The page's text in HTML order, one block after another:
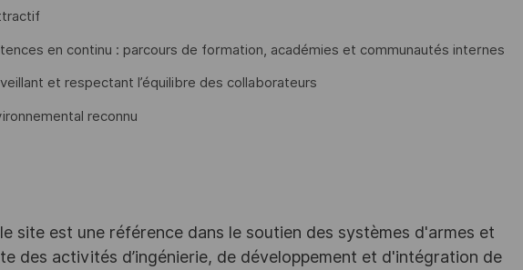
en continu : parcours de formation, académies et communautés internes
et respectant l’équilibre des collaborateurs
reconnu
site est une référence dans le soutien des systèmes d'armes et
des activités d’ingénierie, de développement et d'intégration de